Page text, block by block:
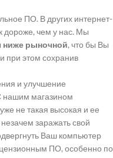
ПО. В других интернет-
дороже, чем у нас. Мы
рыночной, что бы Вы
при этом сохранив
и улучшение
нашим магазином
не такая высокая и ее
заражать свой
Ваш компьютер
ПО, особенно по